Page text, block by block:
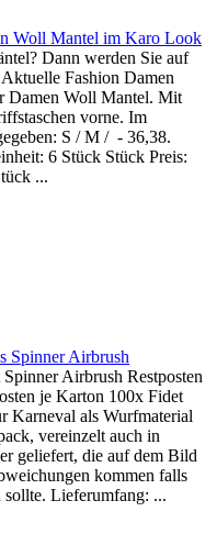
Woll Mantel im Karo Look
Dann werden Sie auf
Fashion Damen
Damen Woll Mantel. Mit
vorne. Im
S / M / - 36,38.
6 Stück Stück Preis:
...
Spinner Airbrush
Airbrush Restposten
je Karton 100x Fidet
Karneval als Wurfmaterial
vereinzelt auch in
geliefert, die auf dem Bild
kommen falls
sollte. Lieferumfang: ...